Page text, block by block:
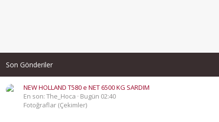
Son Gönderiler
NEW HOLLAND T580 e NET 6500 KG SARDIM
En son: The_Hoca
Bugün 02:40
Fotoğraflar (Çekimler)